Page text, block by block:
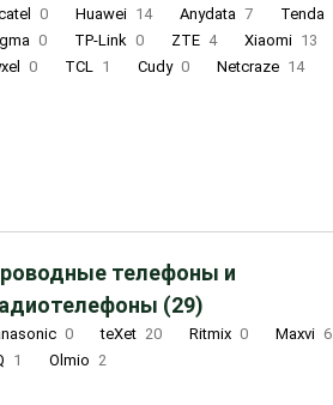
0 Huawei 14 Anydata 7 Tenda
0 TP-Link 0 ZTE 4 Xiaomi 13
0 TCL 1 Cudy 0 Netcraze 14
телефоны и
(29)
0 teXet 20 Ritmix 0 Maxvi 6
1 Olmio 2